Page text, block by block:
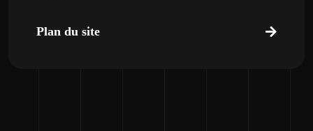
Plan du site